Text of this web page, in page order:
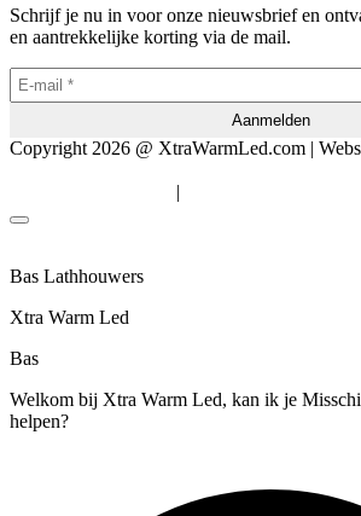
Schrijf je nu in voor onze nieuwsbrief en
en aantrekkelijke korting via de mail.
Copyright 2026 @ XtraWarmLed.com |
|
Bas Lathhouwers
Xtra Warm Led
Bas
Welkom bij Xtra Warm Led, kan ik je
helpen?